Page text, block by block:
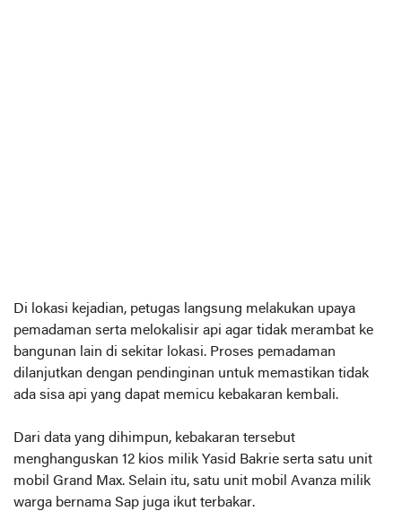
Di lokasi kejadian, petugas langsung melakukan upaya
pemadaman serta melokalisir api agar tidak merambat ke
bangunan lain di sekitar lokasi. Proses pemadaman
dilanjutkan dengan pendinginan untuk memastikan tidak
ada sisa api yang dapat memicu kebakaran kembali.
Dari data yang dihimpun, kebakaran tersebut
menghanguskan 12 kios milik Yasid Bakrie serta satu unit
mobil Grand Max. Selain itu, satu unit mobil Avanza milik
warga bernama Sap juga ikut terbakar.